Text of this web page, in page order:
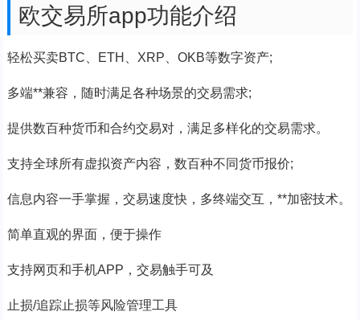
欧交易所app功能介绍
轻松买卖BTC、ETH、XRP、OKB等数字资产;
多端**兼容，随时满足各种场景的交易需求;
提供数百种货币和合约交易对，满足多样化的交易需求。
支持全球所有虚拟资产内容，数百种不同货币报价;
信息内容一手掌握，交易速度快，多终端交互，**加密技术。
简单直观的界面，便于操作
支持网页和手机APP，交易触手可及
止损/追踪止损等风险管理工具